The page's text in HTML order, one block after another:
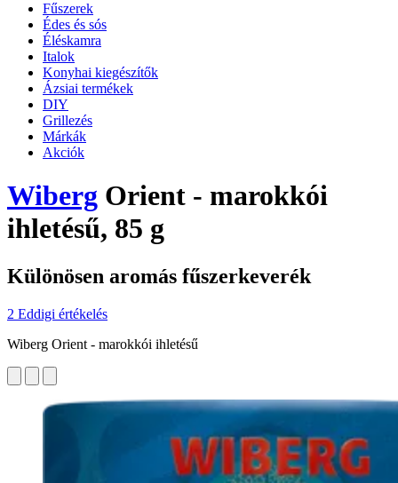
Fűszerek
Édes és sós
Éléskamra
Italok
Konyhai kiegészítők
Ázsiai termékek
DIY
Grillezés
Márkák
Akciók
Wiberg Orient - marokkói
ihletésű, 85 g
Különösen aromás fűszerkeverék
2 Eddigi értékelés
Wiberg Orient - marokkói ihletésű